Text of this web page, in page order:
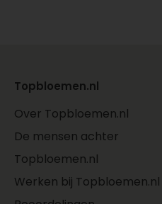
Topbloemen.nl
Over Topbloemen.nl
De mensen achter
Topbloemen.nl
Werken bij Topbloemen.nl